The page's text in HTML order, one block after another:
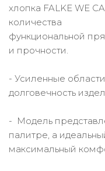
хлопка FALKE WE
количества
функциональной
и прочности.
- Усиленные
долговечность
- Модель
палитре, а
максимальный